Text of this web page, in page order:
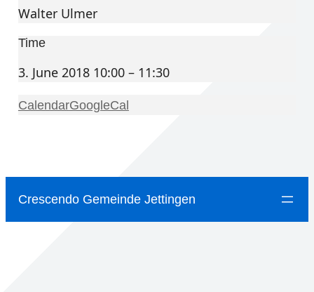
Walter Ulmer
Time
3. June 2018 10:00 – 11:30
CalendarGoogleCal
Crescendo Gemeinde Jettingen